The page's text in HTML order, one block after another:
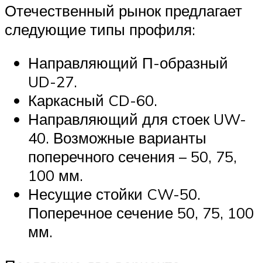
Отечественный рынок предлагает
следующие типы профиля:
Направляющий П-образный
UD-27.
Каркасный CD-60.
Направляющий для стоек UW-
40. Возможные варианты
поперечного сечения – 50, 75,
100 мм.
Несущие стойки CW-50.
Поперечное сечение 50, 75, 100
мм.